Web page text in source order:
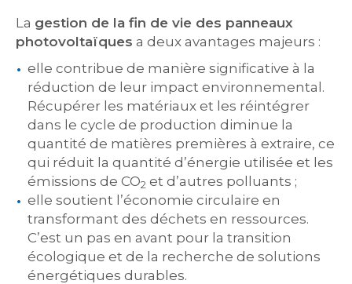
La gestion de la fin de vie des panneaux
photovoltaïques a deux avantages majeurs :
elle contribue de manière significative à la
réduction de leur impact environnemental.
Récupérer les matériaux et les réintégrer
dans le cycle de production diminue la
quantité de matières premières à extraire, ce
qui réduit la quantité d’énergie utilisée et les
émissions de CO2 et d’autres polluants ;
elle soutient l’économie circulaire en
transformant des déchets en ressources.
C’est un pas en avant pour la transition
écologique et de la recherche de solutions
énergétiques durables.